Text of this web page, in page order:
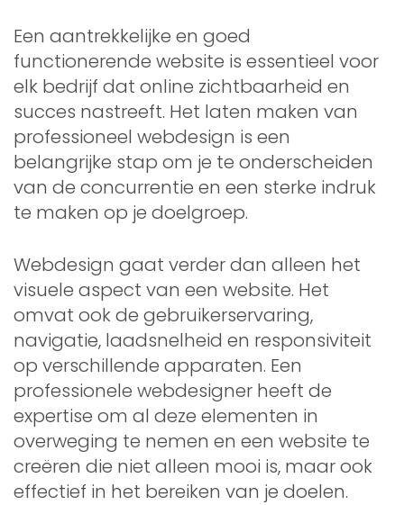
Een aantrekkelijke en goed
functionerende website is essentieel voor
elk bedrijf dat online zichtbaarheid en
succes nastreeft. Het laten maken van
professioneel webdesign is een
belangrijke stap om je te onderscheiden
van de concurrentie en een sterke indruk
te maken op je doelgroep.
Webdesign gaat verder dan alleen het
visuele aspect van een website. Het
omvat ook de gebruikerservaring,
navigatie, laadsnelheid en responsiviteit
op verschillende apparaten. Een
professionele webdesigner heeft de
expertise om al deze elementen in
overweging te nemen en een website te
creëren die niet alleen mooi is, maar ook
effectief in het bereiken van je doelen.